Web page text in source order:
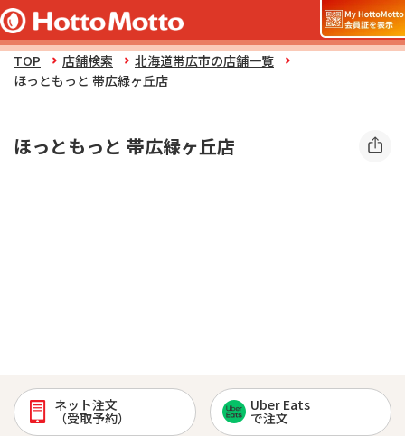
TOP 店舗検索
北海道帯広市の店舗一覧
ほっともっと 帯広緑ヶ丘店
ほっともっと 帯広緑ヶ丘店
ネット注文
（受取予約）
Uber Eats
で注文